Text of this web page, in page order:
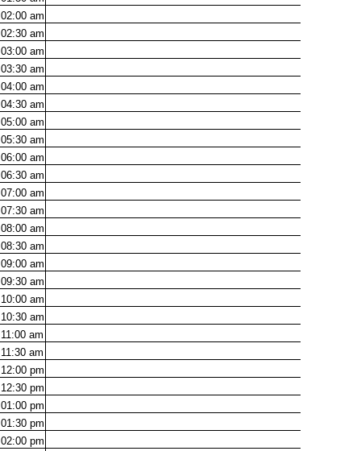
02:00 am
02:30 am
03:00 am
03:30 am
04:00 am
04:30 am
05:00 am
05:30 am
06:00 am
06:30 am
07:00 am
07:30 am
08:00 am
08:30 am
09:00 am
09:30 am
10:00 am
10:30 am
11:00 am
11:30 am
12:00 pm
12:30 pm
01:00 pm
01:30 pm
02:00 pm